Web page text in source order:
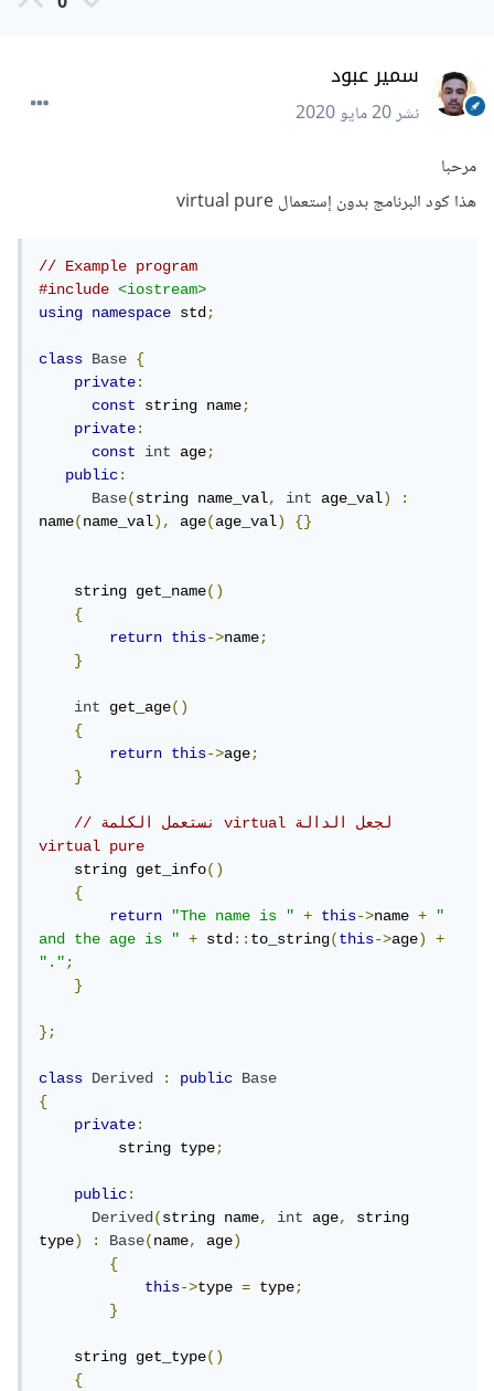
سمير عبود
نشر20 مايو 2020
مرحبا
هذا كود البرنامج بدون إستعمال virtual pure
// Example program
#include
<iostream>
using
namespace std;
class Base
{
private:
const
string name;
private:
const
int age;
public:
Base(string name_val, int age_val)
:
name(name_val), age(age_val) {}
    string get_name
()
{
return
this->name;
}
int get_age()
{
return
this->age;
}
// نستعمل الكلمة virtual لجعل الدالة
virtual pure
    string get_info
()
{
return
"The name is " + this->name +
"
and the age is "
+ std::to_string(this->age)
+
".";
}
};
class Derived : public
Base
{
private:
         string type
;
public:
Derived(string name, int age,
string
type) : Base(name, age)
{
this->type = type;
}
    string get_type
()
{